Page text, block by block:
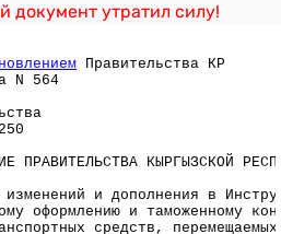
документ утратил силу!